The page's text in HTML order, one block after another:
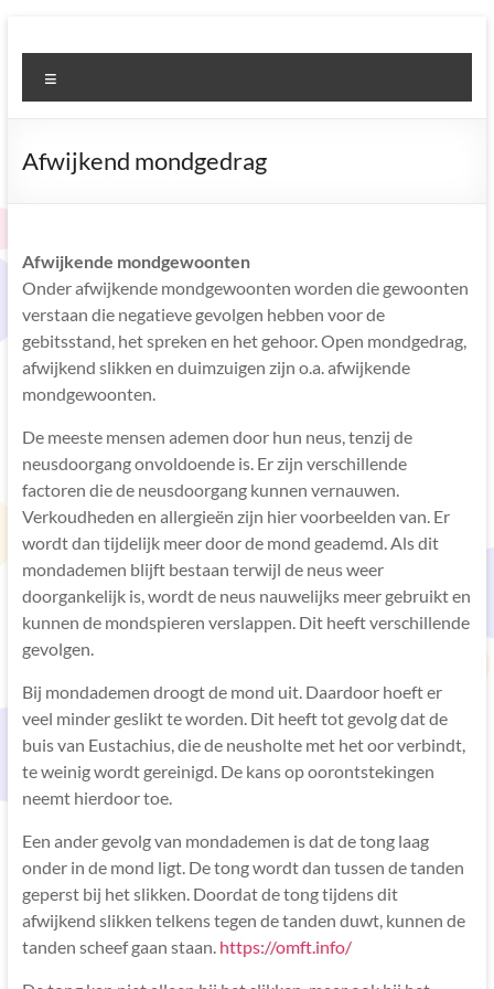
naar
Logopedie
Kerkhof
en
Scholten
die
je
wat
zegt
Afwijkend mondgedrag
Afwijkende mondgewoonten
Onder afwijkende mondgewoonten worden die gewoonten
verstaan die negatieve gevolgen hebben voor de
gebitsstand, het spreken en het gehoor. Open mondgedrag,
afwijkend slikken en duimzuigen zijn o.a. afwijkende
mondgewoonten.
De meeste mensen ademen door hun neus, tenzij de
neusdoorgang onvoldoende is. Er zijn verschillende
factoren die de neusdoorgang kunnen vernauwen.
Verkoudheden en allergieën zijn hier voorbeelden van. Er
wordt dan tijdelijk meer door de mond geademd. Als dit
mondademen blijft bestaan terwijl de neus weer
doorgankelijk is, wordt de neus nauwelijks meer gebruikt en
kunnen de mondspieren verslappen. Dit heeft verschillende
gevolgen.
Bij mondademen droogt de mond uit. Daardoor hoeft er
veel minder geslikt te worden. Dit heeft tot gevolg dat de
buis van Eustachius, die de neusholte met het oor verbindt,
te weinig wordt gereinigd. De kans op oorontstekingen
neemt hierdoor toe.
Een ander gevolg van mondademen is dat de tong laag
onder in de mond ligt. De tong wordt dan tussen de tanden
geperst bij het slikken. Doordat de tong tijdens dit
afwijkend slikken telkens tegen de tanden duwt, kunnen de
tanden scheef gaan staan. https://omft.info/